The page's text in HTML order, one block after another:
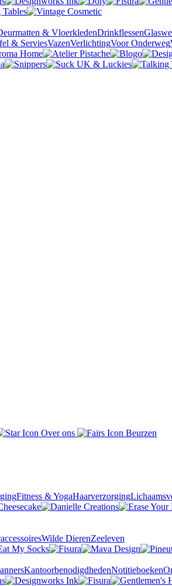
& VloerkledenDrinkflessen
& ServiesVazenVerlichtingVoor Onderweg
Over ons
Beurzen
Fitness & YogaHaarverzorging
Wilde DierenZeeleven
KantoorbenodigdhedenNotitieboeken